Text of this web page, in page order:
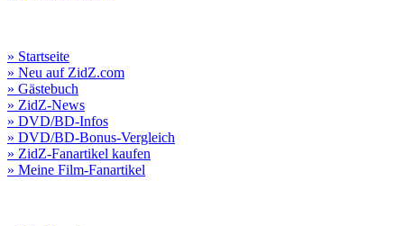
» Startseite
» Neu auf ZidZ.com
» Gästebuch
» ZidZ-News
» DVD/BD-Infos
» DVD/BD-Bonus-Vergleich
» ZidZ-Fanartikel kaufen
» Meine Film-Fanartikel